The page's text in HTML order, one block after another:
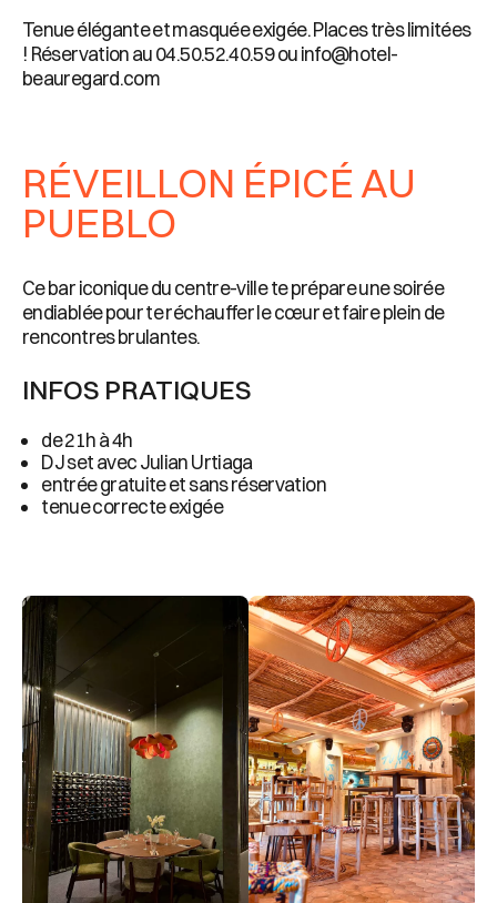
Tenue élégante et masquée exigée. Places très limitées
! Réservation au 04.50.52.40.59 ou info@hotel-
beauregard.com
RÉVEILLON ÉPICÉ AU
PUEBLO
Ce bar iconique du centre-ville te prépare une soirée
endiablée pour te réchauffer le cœur et faire plein de
rencontres brulantes.
INFOS PRATIQUES
de 21h à 4h
DJ set avec Julian Urtiaga
entrée gratuite et sans réservation
tenue correcte exigée